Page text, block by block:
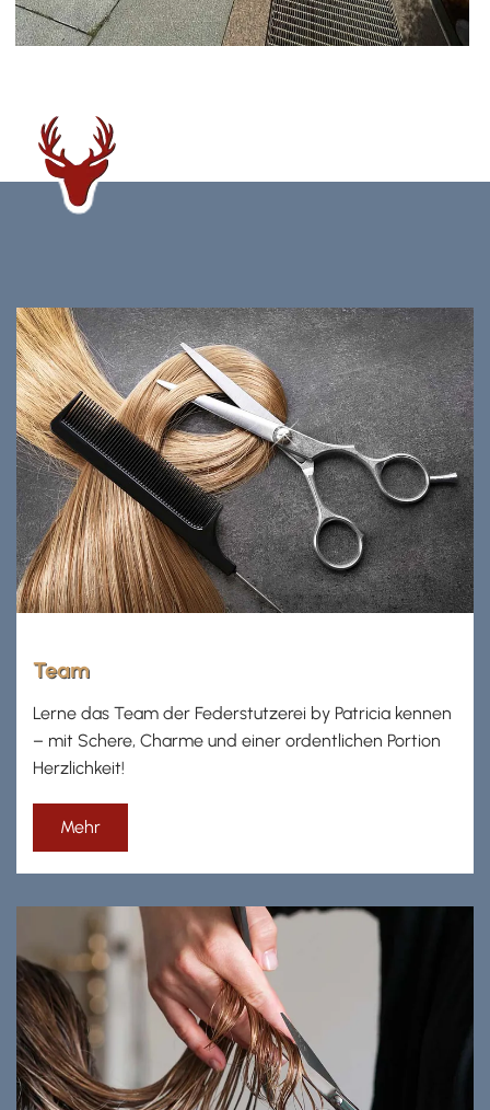
Team
Lerne das Team der Federstutzerei by Patricia kennen
– mit Schere, Charme und einer ordentlichen Portion
Herzlichkeit!
Mehr